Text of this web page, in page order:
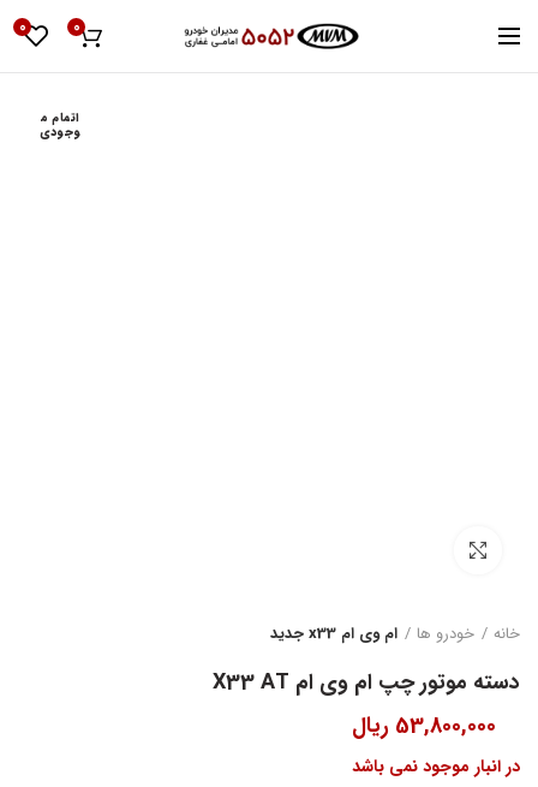
0
0
اتمام م
وجودی
خانه خودرو ها ام وی ام x33 جدید
دسته موتور چپ ام وی ام X33 AT
53,800,000 ریال
در انبار موجود نمی باشد